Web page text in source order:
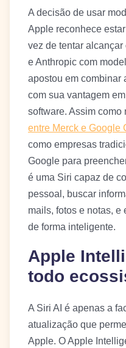
A decisão de usar
Apple reconhece
vez de tentar alcançar
e Anthropic com
apostou em combinar
com sua vantagem
software. Assim como
entre Merck e Google
como empresas
Google para
é uma Siri capaz de
pessoal, buscar
mails, fotos e notas, e
de forma inteligente.
Apple
todo
A Siri AI é apenas a
atualização que
Apple. O Apple